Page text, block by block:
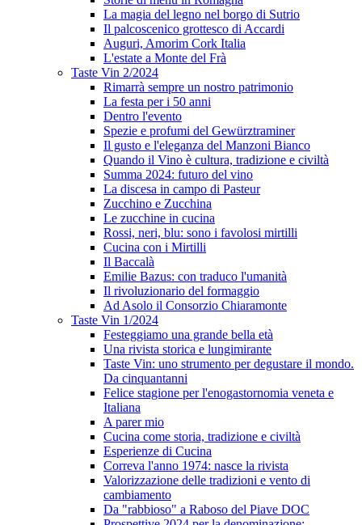
La magia del legno nel borgo di Sutrio
Il palcoscenico grottesco di Accardi
Auguri, Amorim Cork Italia
L'estate a Monte del Frà
Taste Vin 2/2024
Rimarrà sempre un nostro patrimonio
La festa per i 50 anni
Dentro l'evento
Spezie e profumi del Gewürztraminer
Il gusto e l'eleganza del Manzoni Bianco
Quando il Vino è cultura, tradizione e civiltà
Summa 2024: futuro del vino
La discesa in campo di Pasteur
Zucchino e Zucchina
Le zucchine in cucina
Rossi, neri, blu: sono i favolosi mirtilli
Cucina con i Mirtilli
Il Baccalà
Emilie Bazus: con traduco l'umanità
Il rivoluzionario del formaggio
Ad Asolo il Consorzio Chiaramonte
Taste Vin 1/2024
Festeggiamo una grande bella età
Una rivista storica e lungimirante
Taste Vin: uno strumento per degustare il mondo.
Da cinquantanni
Felice stagione per l'enogastornomia veneta e
Italiana
A parer mio
Cucina come storia, tradizione e civiltà
Esperienze di Cucina
Correva l'anno 1974: nasce la rivista
Valorizzazione delle tradizioni e vento di
cambiamento
Da "rabbioso" a Raboso del Piave DOC